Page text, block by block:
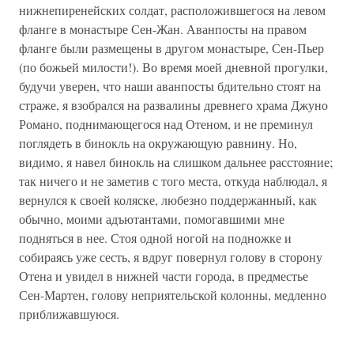
нижнепиренейских солдат, расположившегося на левом
фланге в монастыре Сен-Жан. Аванпосты на правом
фланге были размещены в другом монастыре, Сен-Пьер
(по божьей милости!). Во время моей дневной прогулки,
будучи уверен, что наши аванпосты бдительно стоят на
страже, я взобрался на развалины древнего храма Джуно
Романо, поднимающегося над Отеном, и не преминул
поглядеть в бинокль на окружающую равнину. Но,
видимо, я навел бинокль на слишком дальнее расстояние;
так ничего и не заметив с того места, откуда наблюдал, я
вернулся к своей коляске, любезно поддержанный, как
обычно, моими адъютантами, помогавшими мне
подняться в нее. Стоя одной ногой на подножке и
собираясь уже сесть, я вдруг повернул голову в сторону
Отена и увидел в нижней части города, в предместье
Сен-Мартен, голову неприятельской колонны, медленно
приближавшуюся.